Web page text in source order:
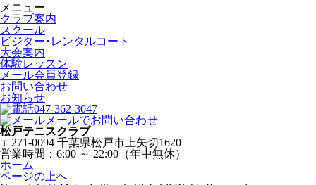
メニュー
クラブ案内
スクール
ビジター･レンタルコート
大会案内
体験レッスン
メール会員登録
お問い合わせ
お知らせ
047-362-3047
メールでお問い合わせ
松戸テニスクラブ
〒271-0094 千葉県松戸市上矢切1620
営業時間：6:00 ～ 22:00（年中無休）
ホーム
ページの上へ